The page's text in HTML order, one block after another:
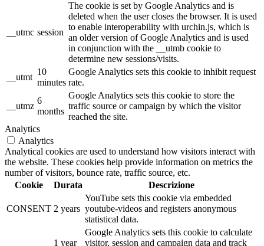
__utmc session
The cookie is set by Google Analytics and is
deleted when the user closes the browser. It is used
to enable interoperability with urchin.js, which is
an older version of Google Analytics and is used
in conjunction with the __utmb cookie to
determine new sessions/visits.
__utmt
10
minutes
Google Analytics sets this cookie to inhibit request
rate.
__utmz
6
months
Google Analytics sets this cookie to store the
traffic source or campaign by which the visitor
reached the site.
Analytics
Analytics
Analytical cookies are used to understand how visitors interact with
the website. These cookies help provide information on metrics the
number of visitors, bounce rate, traffic source, etc.
Cookie
Durata Descrizione
CONSENT 2 years
YouTube sets this cookie via embedded
youtube-videos and registers anonymous
statistical data.
1 year
Google Analytics sets this cookie to calculate
visitor, session and campaign data and track